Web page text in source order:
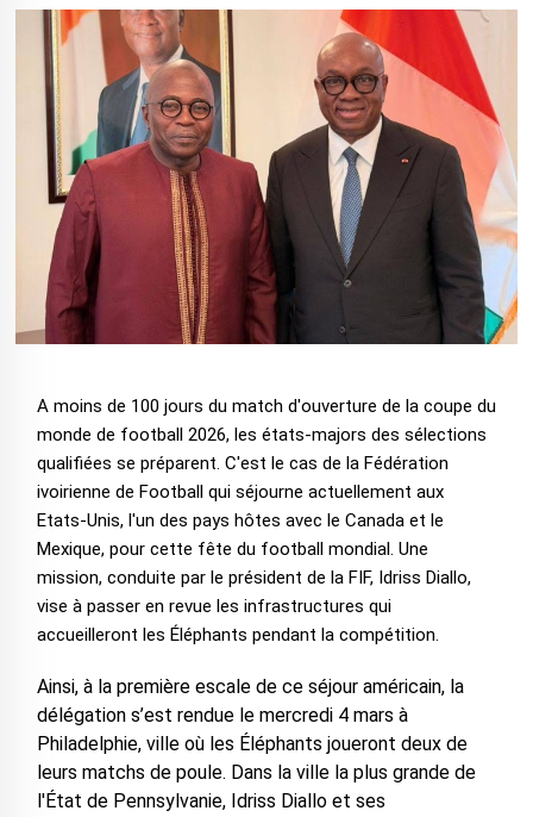
A moins de 100 jours du match d'ouverture de la coupe du
monde de football 2026, les états-majors des sélections
qualifiées se préparent. C'est le cas de la Fédération
ivoirienne de Football qui séjourne actuellement aux
Etats-Unis, l'un des pays hôtes avec le Canada et le
Mexique, pour cette fête du football mondial. Une
mission, conduite par le président de la FIF, Idriss Diallo,
vise à passer en revue les infrastructures qui
accueilleront les Éléphants pendant la compétition.
Ainsi, à la première escale de ce séjour américain, la
délégation s’est rendue le mercredi 4 mars à
Philadelphie, ville où les Éléphants joueront deux de
leurs matchs de poule. Dans la ville la plus grande de
l'État de Pennsylvanie, Idriss Diallo et ses